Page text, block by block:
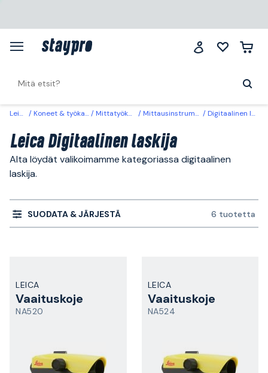
Leica Koneet & työkalut Mittatyökalut Mittausinstrumentit Digitaalinen laskija
Leica Digitaalinen laskija
Alta löydät valikoimamme kategoriassa digitaalinen
laskija.
SUODATA & JÄRJESTÄ 6 tuotetta
LEICA
Vaaituskoje
NA520
LEICA
Vaaituskoje
NA524